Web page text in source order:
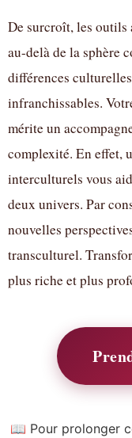
De surcroît, les outils
au-delà de la sphère
différences
infranchissables.
mérite un
complexité. En effet,
interculturels vous
deux univers. Par
nouvelles
transculturel.
plus riche et plus
📖 Pour prolonger